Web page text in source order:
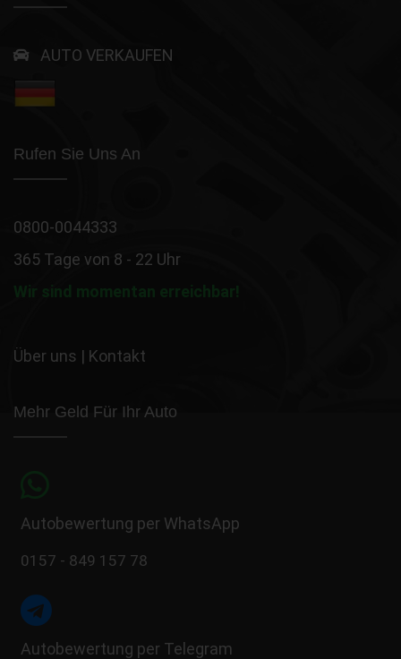
AUTO VERKAUFEN
Rufen Sie Uns An
0800-0044333
365 Tage von 8 - 22 Uhr
Wir sind momentan erreichbar!
Über uns | Kontakt
Mehr Geld Für Ihr Auto
Autobewertung per WhatsApp
0157 - 849 157 78
Autobewertung per Telegram